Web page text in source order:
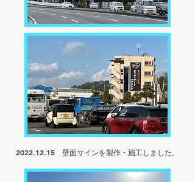
2022.12.15 壁面サインを製作・施工しました。